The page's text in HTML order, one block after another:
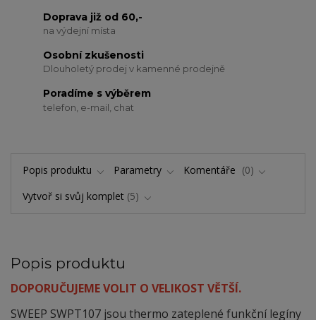
Doprava již od 60,-
na výdejní místa
Osobní zkušenosti
Dlouholetý prodej v kamenné prodejně
Poradíme s výběrem
telefon, e-mail, chat
Popis produktu Parametry Komentáře
0
Vytvoř si svůj komplet 5
Popis produktu
DOPORUČUJEME VOLIT O VELIKOST VĚTŠÍ.
SWEEP SWPT107 jsou thermo zateplené funkční legíny